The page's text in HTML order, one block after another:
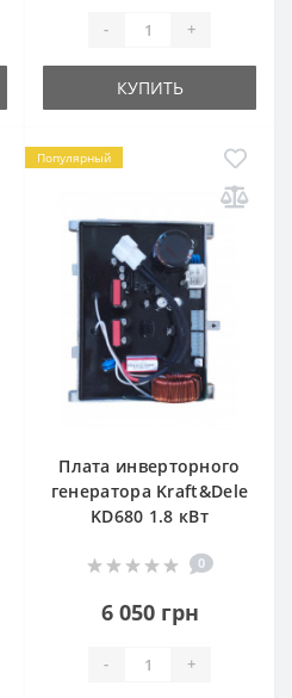
- +
КУПИТЬ
Популярный
Плата инверторного
генератора Kraft&Dele
KD680 1.8 кВт
0
6 050 грн
- +